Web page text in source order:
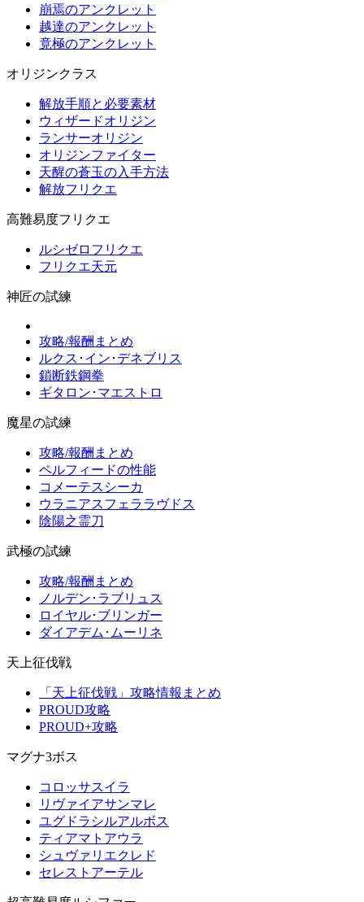
崩焉のアンクレット
越達のアンクレット
竟極のアンクレット
オリジンクラス
解放手順と必要素材
ウィザードオリジン
ランサーオリジン
オリジンファイター
天醒の蒼玉の入手方法
解放フリクエ
高難易度フリクエ
ルシゼロフリクエ
フリクエ天元
神匠の試練
攻略/報酬まとめ
ルクス･イン･デネブリス
鎖断鉄鋼拳
ギタロン･マエストロ
魔星の試練
攻略/報酬まとめ
ペルフィードの性能
コメーテスシーカ
ウラニアスフェララヴドス
陰陽之霊刀
武極の試練
攻略/報酬まとめ
ノルデン･ラブリュス
ロイヤル･ブリンガー
ダイアデム･ムーリネ
天上征伐戦
「天上征伐戦」攻略情報まとめ
PROUD攻略
PROUD+攻略
マグナ3ボス
コロッサスイラ
リヴァイアサンマレ
ユグドラシルアルボス
ティアマトアウラ
シュヴァリエクレド
セレストアーテル